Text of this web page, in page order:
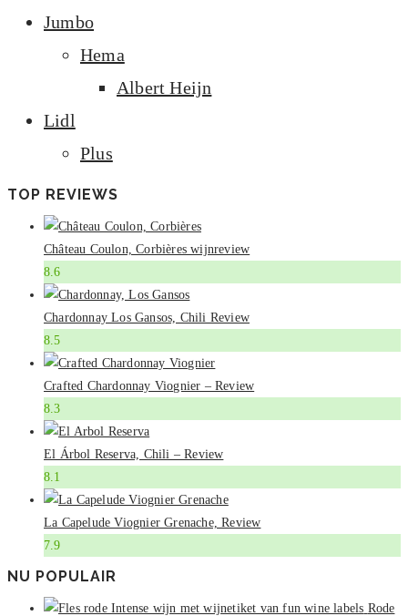
Jumbo
Hema
Albert Heijn
Lidl
Plus
TOP REVIEWS
Château Coulon, Corbières wijnreview
8.6
Chardonnay Los Gansos, Chili Review
8.5
Crafted Chardonnay Viognier – Review
8.3
El Árbol Reserva, Chili – Review
8.1
La Capelude Viognier Grenache, Review
7.9
NU POPULAIR
Rode